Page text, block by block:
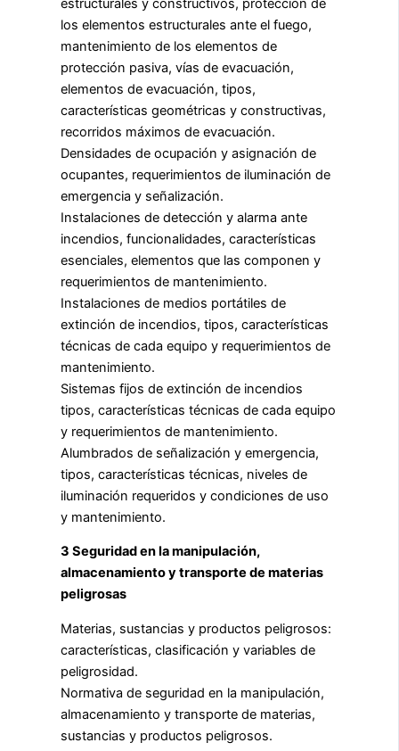
los elementos estructurales ante el fuego,
mantenimiento de los elementos de
protección pasiva, vías de evacuación,
elementos de evacuación, tipos,
características geométricas y constructivas,
recorridos máximos de evacuación.
Densidades de ocupación y asignación de
ocupantes, requerimientos de iluminación de
emergencia y señalización.
Instalaciones de detección y alarma ante
incendios, funcionalidades, características
esenciales, elementos que las componen y
requerimientos de mantenimiento.
Instalaciones de medios portátiles de
extinción de incendios, tipos, características
técnicas de cada equipo y requerimientos de
mantenimiento.
Sistemas fijos de extinción de incendios
tipos, características técnicas de cada equipo
y requerimientos de mantenimiento.
Alumbrados de señalización y emergencia,
tipos, características técnicas, niveles de
iluminación requeridos y condiciones de uso
y mantenimiento.
3 Seguridad en la manipulación,
almacenamiento y transporte de materias
peligrosas
Materias, sustancias y productos peligrosos:
características, clasificación y variables de
peligrosidad.
Normativa de seguridad en la manipulación,
almacenamiento y transporte de materias,
sustancias y productos peligrosos.